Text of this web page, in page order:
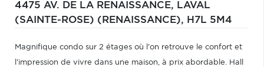
4475 AV. DE LA RENAISSANCE, LAVAL
(SAINTE-ROSE) (RENAISSANCE), H7L 5M4
Magnifique condo sur 2 étages où l'on retrouve le confort et
l'impression de vivre dans une maison, à prix abordable. Hall